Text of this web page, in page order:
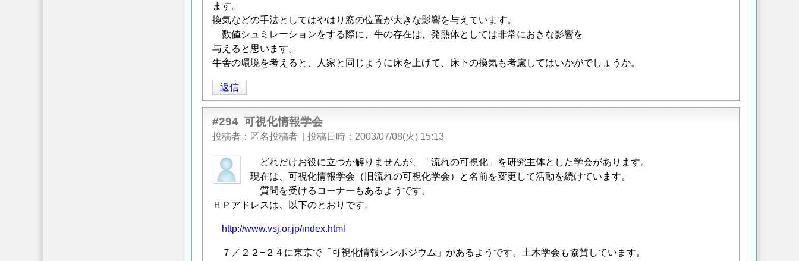
ます。
換気などの手法としてはやはり窓の位置が大きな影響を与えています。
数値シュミレーションをする際に、牛の存在は、発熱体としては非常におきな影響を
与えると思います。
牛舎の環境を考えると、人家と同じように床を上げて、床下の換気も考慮してはいかがでしょうか。
返信
#294 可視化情報学会
投稿者 匿名投稿者 投稿日時 2003/07/08(火) 15:13
どれだけお役に立つか解りませんが、「流れの可視化」を研究主体とした学会があります。
現在は、可視化情報学会（旧流れの可視化学会）と名前を変更して活動を続けています。
質問を受けるコーナーもあるようです。
ＨＰアドレスは、以下のとおりです。
http://www.vsj.or.jp/index.html
７／２２−２４に東京で「可視化情報シンポジウム」があるようです。土木学会も協賛しています。